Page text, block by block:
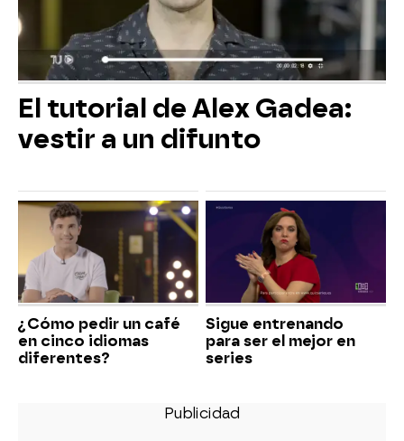
El tutorial de Alex Gadea:
vestir a un difunto
¿Cómo pedir un café
en cinco idiomas
diferentes?
Sigue entrenando
para ser el mejor en
series